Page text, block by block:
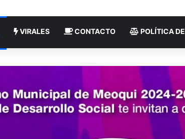
VIRALES CONTACTO POLÍTICA